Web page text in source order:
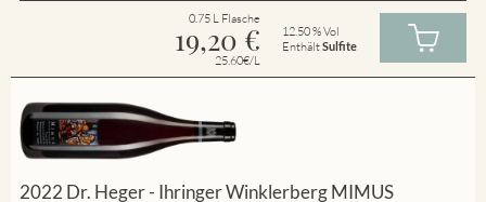
0.75 L Flasche
19,20 €
25.60€/L
12.50 % Vol
EnthältSulfite
2022 Dr. Heger - Ihringer Winklerberg MIMUS